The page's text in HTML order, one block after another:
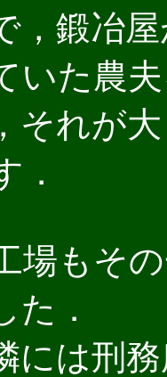
，鍛冶
いた農
それが
．
もそ
た．
は刑